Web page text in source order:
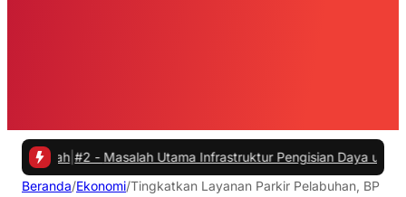
#2 - Masalah Utama Infrastruktur Pengisian Daya untuk Mobil
Beranda/Ekonomi/Tingkatkan Layanan Parkir Pelabuhan, BP